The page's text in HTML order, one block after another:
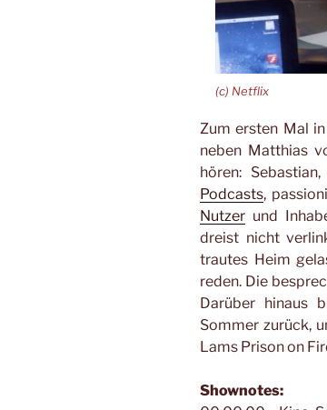
(c) Netflix
Zum ersten Mal
neben Matthias
hören:
Podcasts,
Nutzer und
dreist nicht
trautes Heim
reden. Die
Darüber hinaus
Sommer zurück,
Lams Prison on
Shownotes: